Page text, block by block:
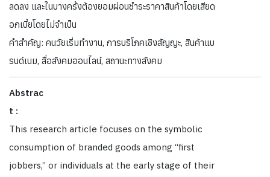
ลดลง และในบางครั้งต้องยอมผ่อนชำระราคาสินค้าโดยเสียด
อกเบี้ยโดยไม่จำเป็น
คำสำคัญ: คนวัยเริ่มทำงาน, การบริโภคเชิงสัญญะ, สินค้าแบ
รนด์เนม, สื่อสังคมออนไลน์, สถานะทางสังคม
Abstrac
t :
This research article focuses on the symbolic
consumption of branded goods among “first
jobbers,” or individuals at the early stage of their